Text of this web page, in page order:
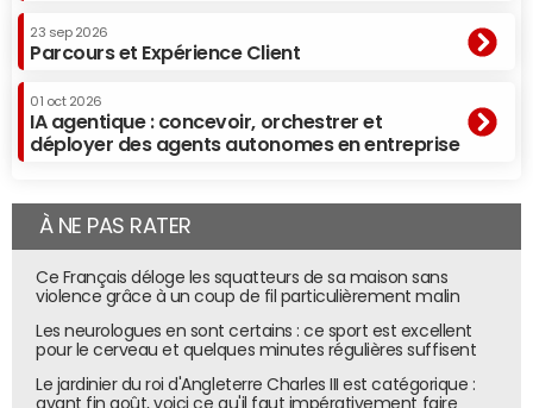
23 sep 2026
Parcours et Expérience Client
01 oct 2026
IA agentique : concevoir, orchestrer et
déployer des agents autonomes en entreprise
À NE PAS RATER
Ce Français déloge les squatteurs de sa maison sans
violence grâce à un coup de fil particulièrement malin
Les neurologues en sont certains : ce sport est excellent
pour le cerveau et quelques minutes régulières suffisent
Le jardinier du roi d'Angleterre Charles III est catégorique :
avant fin août, voici ce qu'il faut impérativement faire